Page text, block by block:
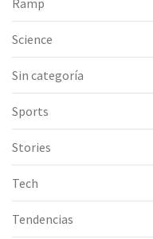
Science
Sin categoría
Sports
Stories
Tech
Tendencias